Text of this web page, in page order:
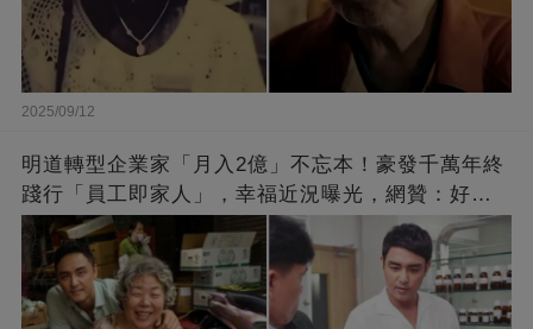
2025/09/12
明道轉型企業家「月入2億」不忘本！豪發千萬年終
踐行「員工即家人」，幸福近況曝光，網贊：好老
闆的福報